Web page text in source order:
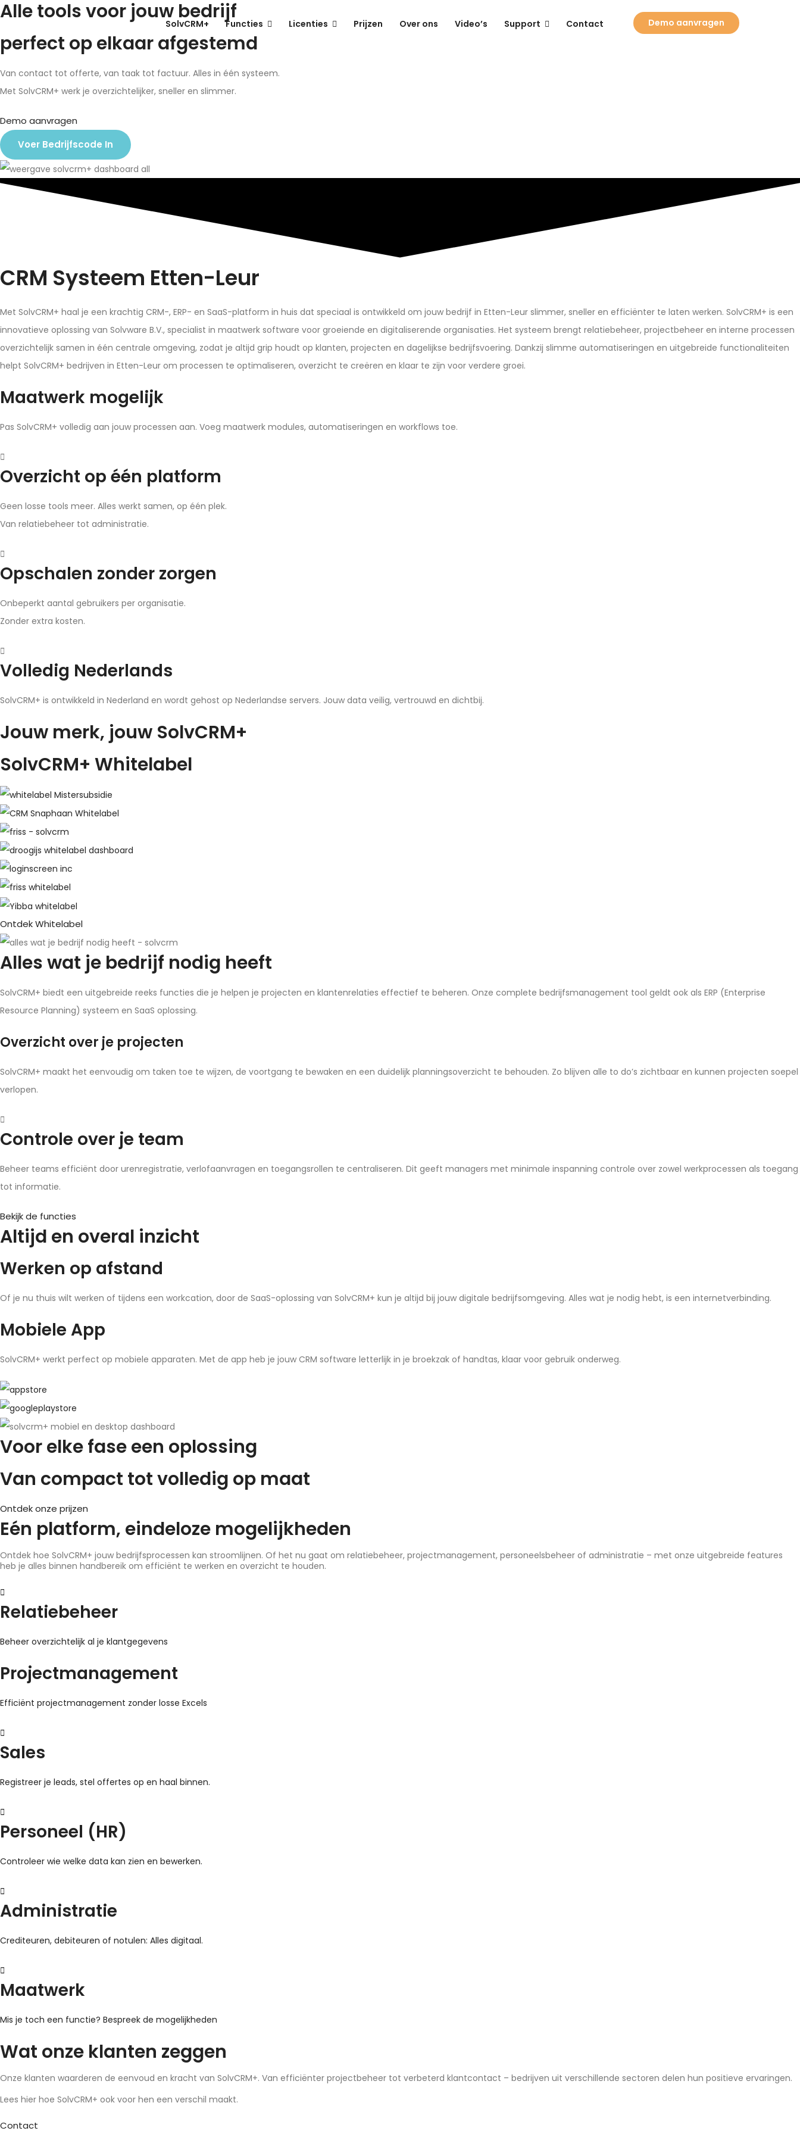
Demo aanvragen
SolvCRM+ Functies Licenties Prijzen Over ons Video’s Support Contact
Alle tools voor jouw bedrijf
perfect op elkaar afgestemd
Van contact tot offerte, van taak tot factuur. Alles in één systeem.
Met SolvCRM+ werk je overzichtelijker, sneller en slimmer.
Demo aanvragen
Voer Bedrijfscode In
CRM Systeem Etten-Leur
Met SolvCRM+ haal je een krachtig CRM-, ERP- en SaaS-platform in huis dat speciaal is ontwikkeld om jouw bedrijf in Etten-Leur slimmer, sneller en efficiënter te laten werken. SolvCRM+ is een
innovatieve oplossing van Solvware B.V., specialist in maatwerk software voor groeiende en digitaliserende organisaties. Het systeem brengt relatiebeheer, projectbeheer en interne processen
overzichtelijk samen in één centrale omgeving, zodat je altijd grip houdt op klanten, projecten en dagelijkse bedrijfsvoering. Dankzij slimme automatiseringen en uitgebreide functionaliteiten
helpt SolvCRM+ bedrijven in Etten-Leur om processen te optimaliseren, overzicht te creëren en klaar te zijn voor verdere groei.
Maatwerk mogelijk
Pas SolvCRM+ volledig aan jouw processen aan. Voeg maatwerk modules, automatiseringen en workflows toe.
Overzicht op één platform
Geen losse tools meer. Alles werkt samen, op één plek.
Van relatiebeheer tot administratie.
Opschalen zonder zorgen
Onbeperkt aantal gebruikers per organisatie.
Zonder extra kosten.
Volledig Nederlands
SolvCRM+ is ontwikkeld in Nederland en wordt gehost op Nederlandse servers. Jouw data veilig, vertrouwd en dichtbij.
Jouw merk, jouw SolvCRM+
SolvCRM+ Whitelabel
Ontdek Whitelabel
Alles wat je bedrijf nodig heeft
SolvCRM+ biedt een uitgebreide reeks functies die je helpen je projecten en klantenrelaties effectief te beheren. Onze complete bedrijfsmanagement tool geldt ook als ERP (Enterprise
Resource Planning) systeem en SaaS oplossing.
Overzicht over je projecten
SolvCRM+ maakt het eenvoudig om taken toe te wijzen, de voortgang te bewaken en een duidelijk planningsoverzicht te behouden. Zo blijven alle to do’s zichtbaar en kunnen projecten soepel
verlopen.
Controle over je team
Beheer teams efficiënt door urenregistratie, verlofaanvragen en toegangsrollen te centraliseren. Dit geeft managers met minimale inspanning controle over zowel werkprocessen als toegang
tot informatie.
Bekijk de functies
Altijd en overal inzicht
Werken op afstand
Of je nu thuis wilt werken of tijdens een workcation, door de SaaS-oplossing van SolvCRM+ kun je altijd bij jouw digitale bedrijfsomgeving. Alles wat je nodig hebt, is een internetverbinding.
Mobiele App
SolvCRM+ werkt perfect op mobiele apparaten. Met de app heb je jouw CRM software letterlijk in je broekzak of handtas, klaar voor gebruik onderweg.
Voor elke fase een oplossing
Van compact tot volledig op maat
Ontdek onze prijzen
Eén platform, eindeloze mogelijkheden
Ontdek hoe SolvCRM+ jouw bedrijfsprocessen kan stroomlijnen. Of het nu gaat om relatiebeheer, projectmanagement, personeelsbeheer of administratie – met onze uitgebreide features
heb je alles binnen handbereik om efficiënt te werken en overzicht te houden.
Relatiebeheer
Beheer overzichtelijk al je klantgegevens
Projectmanagement
Efficiënt projectmanagement zonder losse Excels
Sales
Registreer je leads, stel offertes op en haal binnen.
Personeel (HR)
Controleer wie welke data kan zien en bewerken.
Administratie
Crediteuren, debiteuren of notulen: Alles digitaal.
Maatwerk
Mis je toch een functie? Bespreek de mogelijkheden
Wat onze klanten zeggen
Onze klanten waarderen de eenvoud en kracht van SolvCRM+. Van efficiënter projectbeheer tot verbeterd klantcontact – bedrijven uit verschillende sectoren delen hun positieve ervaringen.
Lees hier hoe SolvCRM+ ook voor hen een verschil maakt.
Contact